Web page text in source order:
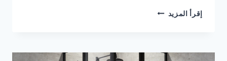
إقرأ المزيد كبائن
الطلب